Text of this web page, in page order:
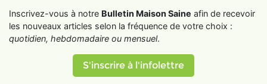
Inscrivez-vous à notre Bulletin Maison Saine afin de recevoir
les nouveaux articles selon la fréquence de votre choix :
quotidien, hebdomadaire ou mensuel.
S'inscrire à l'infolettre